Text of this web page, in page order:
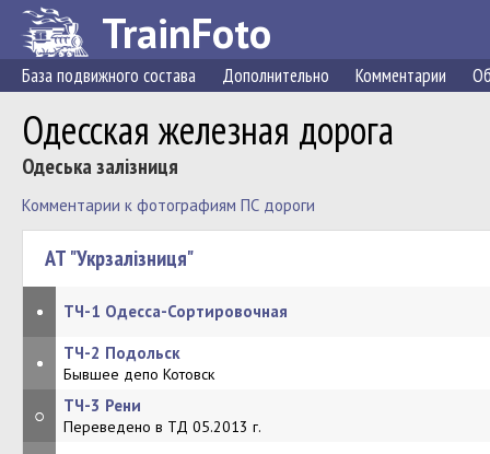
TrainFoto
База подвижного состава Дополнительно Комментарии
Одесская железная дорога
Одеська залізниця
Комментарии к фотографиям ПС дороги
АТ "Укрзалізниця"
• ТЧ-1 Одесса-Сортировочная
• ТЧ-2 Подольск
Бывшее депо Котовск
○ ТЧ-3 Рени
Переведено в ТД 05.2013 г.